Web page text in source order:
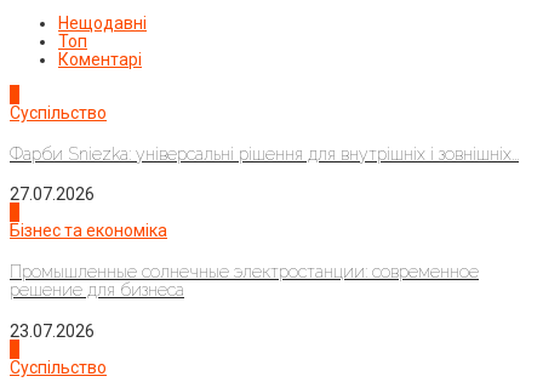
Нещодавні
Топ
Коментарі
Суспільство
Фарби Sniezka: універсальні рішення для внутрішніх і зовнішніх...
27.07.2026
Бізнес та економіка
Промышленные солнечные электростанции: современное
решение для бизнеса
23.07.2026
Суспільство